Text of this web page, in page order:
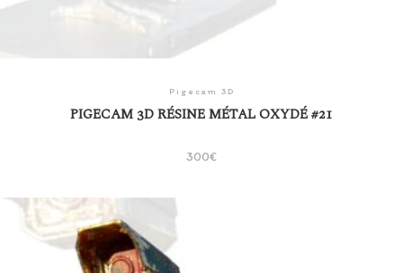
Pigecam 3D
PIGECAM 3D RÉSINE MÉTAL OXYDÉ #21
300€